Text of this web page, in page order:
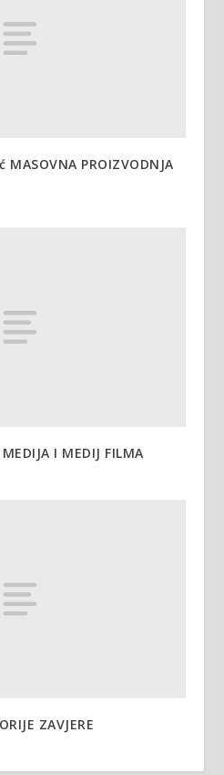
PROIZVODNJA
I MEDIJ FILMA
ZAVJERE